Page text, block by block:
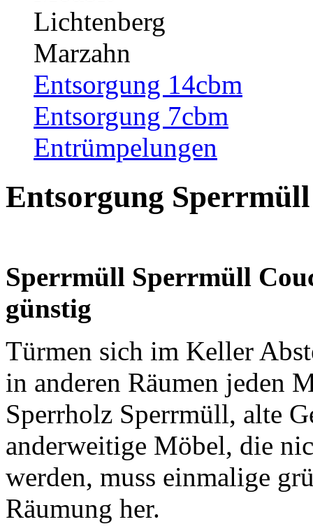
Lichtenberg
Marzahn
Entsorgung 14cbm
Entsorgung 7cbm
Entrümpelungen
Entsorgung
Sperrmüll Sperrmüll
günstig
Türmen sich im Keller
in anderen Räumen jeden
Sperrholz Sperrmüll, alte
anderweitige Möbel, die
werden, muss einmalige
Räumung her.